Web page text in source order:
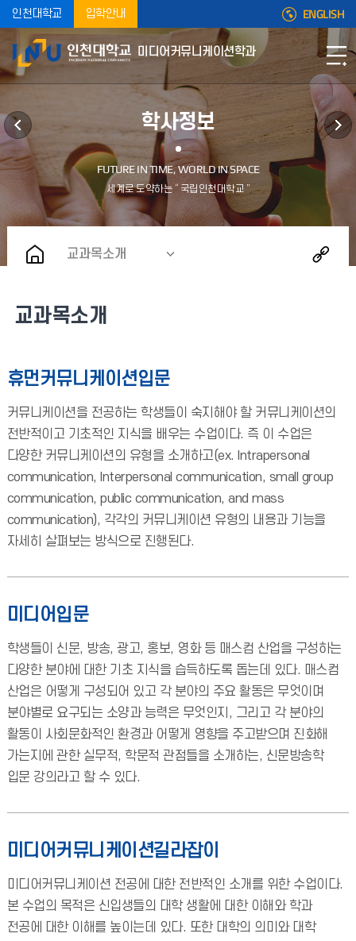
인천대학교 입학안내 ENGLISH
미디어커뮤니케이션학과
학사정보
교과목소개
교과목소개
휴먼커뮤니케이션입문
커뮤니케이션을 전공하는 학생들이 숙지해야 할 커뮤니케이션의
전반적이고 기초적인 지식을 배우는 수업이다. 즉 이 수업은
다양한 커뮤니케이션의 유형을 소개하고(ex. Intrapersonal
communication, Interpersonal communication, small group
communication, public communication, and mass
communication), 각각의 커뮤니케이션 유형의 내용과 기능을
자세히 살펴보는 방식으로 진행된다.
미디어입문
학생들이 신문, 방송, 광고, 홍보, 영화 등 매스컴 산업을 구성하는
다양한 분야에 대한 기초 지식을 습득하도록 돕는데 있다. 매스컴
산업은 어떻게 구성되어 있고 각 분야의 주요 활동은 무엇이며
분야별로 요구되는 소양과 능력은 무엇인지, 그리고 각 분야의
활동이 사회문화적인 환경과 어떻게 영향을 주고받으며 진화해
가는지에 관한 실무적, 학문적 관점들을 소개하는, 신문방송학
입문 강의라고 할 수 있다.
미디어커뮤니케이션길라잡이
미디어커뮤니케이션 전공에 대한 전반적인 소개를 위한 수업이다.
본 수업의 목적은 신입생들의 대학 생활에 대한 이해와 학과
전공에 대한 이해를 높이는데 있다. 또한 대학의 의미와 대학